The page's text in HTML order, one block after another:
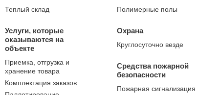
Теплый склад
Услуги, которые
оказываются на
объекте
Приемка, отгрузка и
хранение товара
Комплектация заказов
Полимерные полы
Охрана
Круглосуточно везде
Средства пожарной
безопасности
Пожарная сигнализация